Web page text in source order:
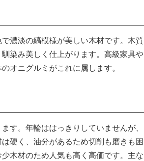
濃淡の縞模様が美しい木材です。木質
染み美しく仕上がります。高級家具や
オニグルミがこれに属します。
す。年輪ははっきりしていませんが、
硬く、油分があるため切削も磨きも困
木材のため人気も高く高価です。主な